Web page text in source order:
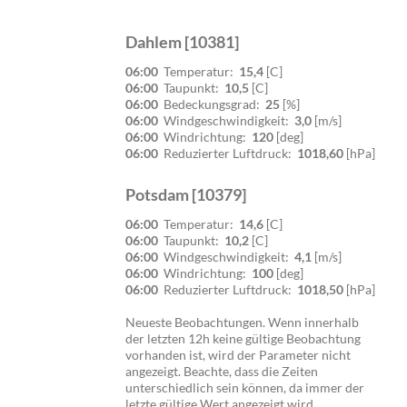
Dahlem [10381]
06:00 Temperatur: 15,4 [C]
06:00 Taupunkt: 10,5 [C]
06:00 Bedeckungsgrad: 25 [%]
06:00 Windgeschwindigkeit: 3,0 [m/s]
06:00 Windrichtung: 120 [deg]
06:00 Reduzierter Luftdruck: 1018,60 [hPa]
Potsdam [10379]
06:00 Temperatur: 14,6 [C]
06:00 Taupunkt: 10,2 [C]
06:00 Windgeschwindigkeit: 4,1 [m/s]
06:00 Windrichtung: 100 [deg]
06:00 Reduzierter Luftdruck: 1018,50 [hPa]
Neueste Beobachtungen. Wenn innerhalb
der letzten 12h keine gültige Beobachtung
vorhanden ist, wird der Parameter nicht
angezeigt. Beachte, dass die Zeiten
unterschiedlich sein können, da immer der
letzte gültige Wert angezeigt wird.